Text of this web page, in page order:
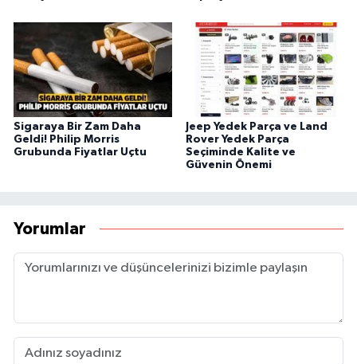
Sigaraya Bir Zam Daha
Geldi! Philip Morris
Grubunda Fiyatlar Uçtu
Jeep Yedek Parça ve Land
Rover Yedek Parça
Seçiminde Kalite ve
Güvenin Önemi
Yorumlar